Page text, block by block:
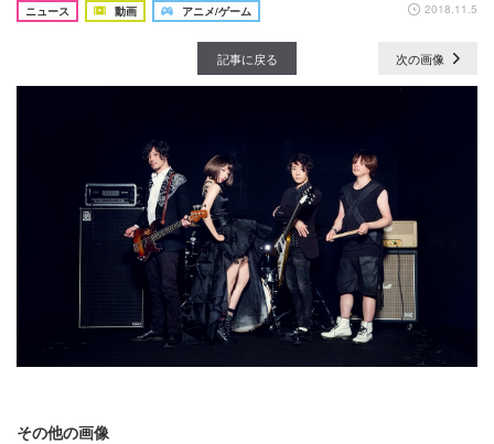
ニュース
動画 アニメ/ゲーム 2018.11.5
記事に戻る 次の画像
その他の画像